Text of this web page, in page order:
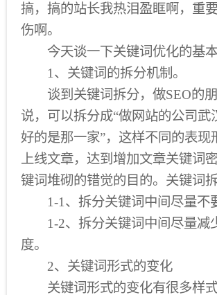
搞，搞的站长我热泪盈眶啊，重
伤啊。
今天谈一下关键词优化的基本
1、关键词的拆分机制。
谈到关键词拆分，做SEO的朋
说，可以拆分成“做网站的公司
好的是那一家”，这样不同的表
上线文章，达到增加文章关键词
键词堆砌的错觉的目的。关键词
1-1、拆分关键词中间尽量不要
1-2、拆分关键词中间尽量减
度。
2、关键词形式的变化
关键词形式的变化有很多样式